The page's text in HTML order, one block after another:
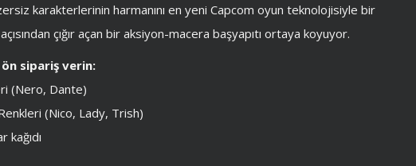
karakterlerinin harmanını en yeni Capcom oyun teknolojisiyle bir
çığır açan bir aksiyon-macera başyapıtı ortaya koyuyor.
ön sipariş verin:
(Nero, Dante)
(Nico, Lady, Trish)
kağıdı